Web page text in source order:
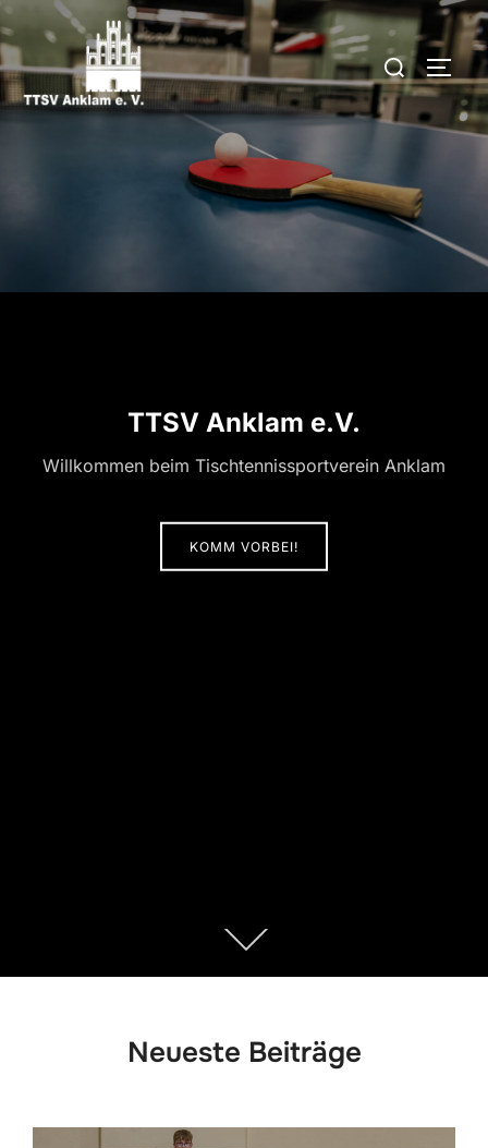
Zum
Inhalt
springen
Suchen
nach:
TTSV Anklam e.V.
Willkommen beim Tischtennissportverein Anklam
KOMM VORBEI!
Zum
Inhalt
Neueste Beiträge